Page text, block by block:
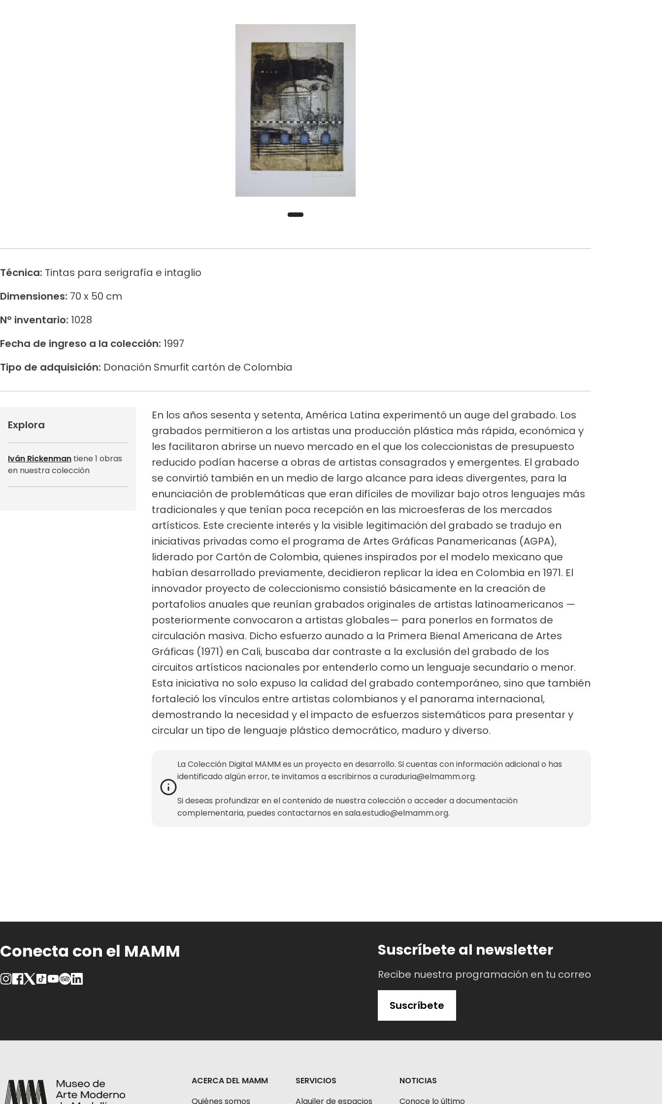
Técnica: Tintas para serigrafía e intaglio
Dimensiones: 70 x 50 cm
N° inventario: 1028
Fecha de ingreso a la colección: 1997
Tipo de adquisición: Donación Smurfit cartón de Colombia
En los años sesenta y setenta, América Latina experimentó un auge del grabado. Los
grabados permitieron a los artistas una producción plástica más rápida, económica y
les facilitaron abrirse un nuevo mercado en el que los coleccionistas de presupuesto
reducido podían hacerse a obras de artistas consagrados y emergentes. El grabado
se convirtió también en un medio de largo alcance para ideas divergentes, para la
enunciación de problemáticas que eran difíciles de movilizar bajo otros lenguajes más
tradicionales y que tenían poca recepción en las microesferas de los mercados
artísticos. Este creciente interés y la visible legitimación del grabado se tradujo en
iniciativas privadas como el programa de Artes Gráficas Panamericanas (AGPA),
liderado por Cartón de Colombia, quienes inspirados por el modelo mexicano que
habían desarrollado previamente, decidieron replicar la idea en Colombia en 1971. El
innovador proyecto de coleccionismo consistió básicamente en la creación de
portafolios anuales que reunían grabados originales de artistas latinoamericanos —
posteriormente convocaron a artistas globales— para ponerlos en formatos de
circulación masiva. Dicho esfuerzo aunado a la Primera Bienal Americana de Artes
Gráficas (1971) en Cali, buscaba dar contraste a la exclusión del grabado de los
circuitos artísticos nacionales por entenderlo como un lenguaje secundario o menor.
Esta iniciativa no solo expuso la calidad del grabado contemporáneo, sino que también
fortaleció los vínculos entre artistas colombianos y el panorama internacional,
demostrando la necesidad y el impacto de esfuerzos sistemáticos para presentar y
circular un tipo de lenguaje plástico democrático, maduro y diverso.
La Colección Digital MAMM es un proyecto en desarrollo. Si cuentas con información adicional o has
identificado algún error, te invitamos a escribirnos acuraduria@elmamm.org.
Si deseas profundizar en el contenido de nuestra colección o acceder a documentación
complementaria, puedes contactarnos ensala.estudio@elmamm.org.
Explora
Iván Rickenman tiene 1 obras
en nuestra colección
Conecta con el MAMM Suscríbete al newsletter
Recibe nuestra programación en tu correo
Suscríbete
ACERCA DEL MAMM
Quiénes somos
SERVICIOS
Alquiler de espacios
NOTICIAS
Conoce lo último